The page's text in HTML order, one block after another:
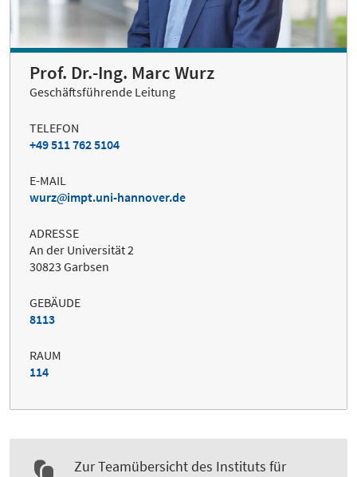
Prof. Dr.-Ing. Marc Wurz
Geschäftsführende Leitung
TELEFON
+49 511 762 5104
E-MAIL
wurz
impt.uni-hannover.de
ADRESSE
An der Universität 2
30823 Garbsen
GEBÄUDE
8113
RAUM
114
Zur Teamübersicht des Instituts für